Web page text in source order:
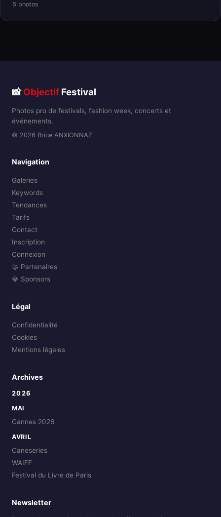
6 photos
📸Objectif Festival
Photos pro de festivals, fashion week, concerts et
événements.
© 2026 Brice ANXIONNAZ
Navigation
Galeries
Keywords
Tendances
Tarifs
Contact
Inscription
Connexion
🤝 Partenaires
💎 Sponsors
Légal
Confidentialité
Cookies
Mentions légales
Archives
2026
MAI
Cannes 2026
AVRIL
Caneseries
WAIFF
Festival du Livre de Paris
Newsletter